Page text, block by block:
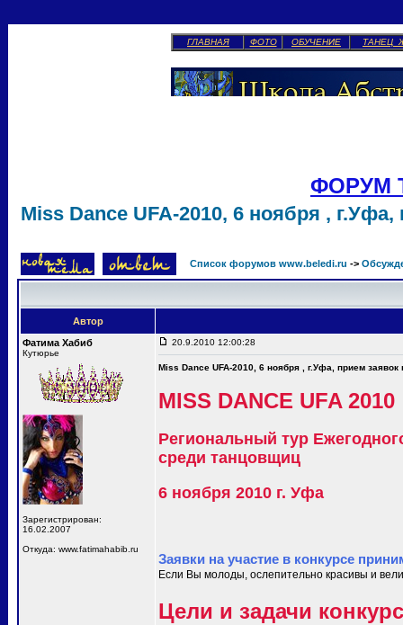
ГЛАВНАЯ ФОТО ОБУЧЕНИЕ ТАНЕЦ
ФОРУМ
Miss Dance UFA-2010, 6 ноября ,
Список форумов www.beledi.ru ->
Автор
Фатима Хабиб
Кутюрье
Зарегистрирован:
16.02.2007
Откуда: www.fatimahabib.ru
20.9.2010 12:00:28
Miss Dance UFA-2010, 6 ноября , г.Уфа, прием заявок
MISS DANCE UFA 2010
Региональный тур
среди танцовщиц
6 ноября 2010 г. Уфа
Заявки на участие в конкурсе
Если Вы молоды, ослепительно красивы и
Цели и задачи